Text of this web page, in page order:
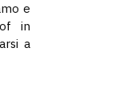
e
in
a